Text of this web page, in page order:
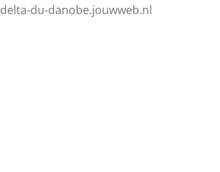
delta-du-danobe.jouwweb.nl